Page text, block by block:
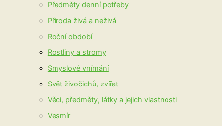
Předměty denní potřeby
Příroda živá a neživá
Roční období
Rostliny a stromy
Smyslové vnímání
Svět živočichů, zvířat
Věci, předměty, látky a jejich vlastnosti
Vesmír